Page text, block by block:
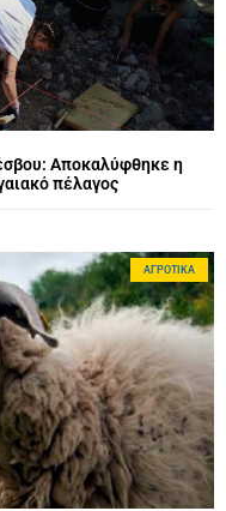
Αποκαλύφθηκε η
πέλαγος
ΑΓΡΟΤΙΚΆ